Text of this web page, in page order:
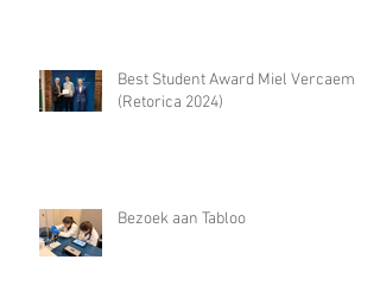
Best Student Award Miel Vercaemst
(Retorica 2024)
Bezoek aan Tabloo